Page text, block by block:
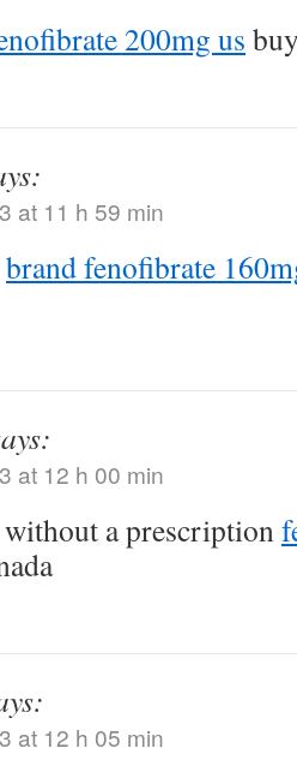
200mg us
at 11 h 59 min
brand fenofibrate
at 12 h 00 min
a prescription
at 12 h 05 min